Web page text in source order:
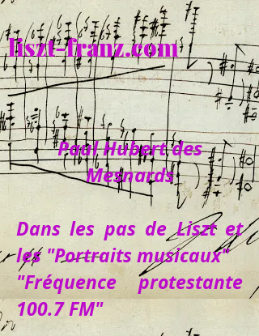
liszt-franz.com
Paul Hubert des
Mesnards
Dans les pas de Liszt et
les "Portraits musicaux"
"Fréquence protestante
100.7 FM"